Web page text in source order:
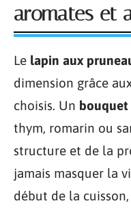
aromates et
Le lapin aux
dimension grâce
choisis. Un bouquet
thym, romarin ou
structure et de la
jamais masquer la
début de la